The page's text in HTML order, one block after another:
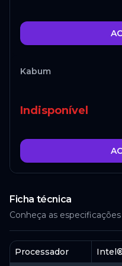
Kabum
Indisponível
Ficha técnica
Conheça as
Processador